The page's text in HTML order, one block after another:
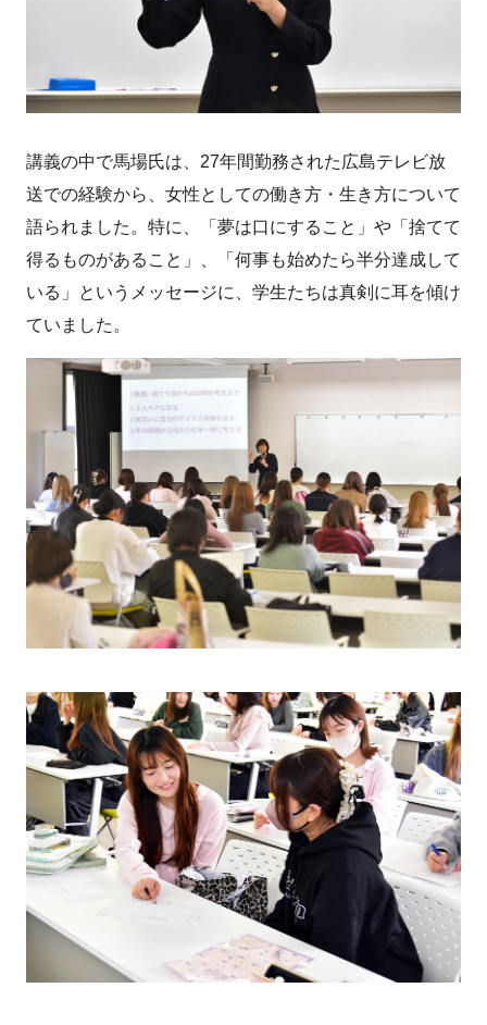
講義の中で馬場氏は、27年間勤務された広島テレビ放
送での経験から、女性としての働き方・生き方について
語られました。特に、「夢は口にすること」や「捨てて
得るものがあること」、「何事も始めたら半分達成して
いる」というメッセージに、学生たちは真剣に耳を傾け
ていました。